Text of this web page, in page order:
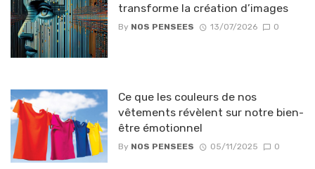
transforme la création d’images
By NOS PENSEES 13/07/2026 0
Ce que les couleurs de nos
vêtements révèlent sur notre bien-
être émotionnel
By NOS PENSEES 05/11/2025 0